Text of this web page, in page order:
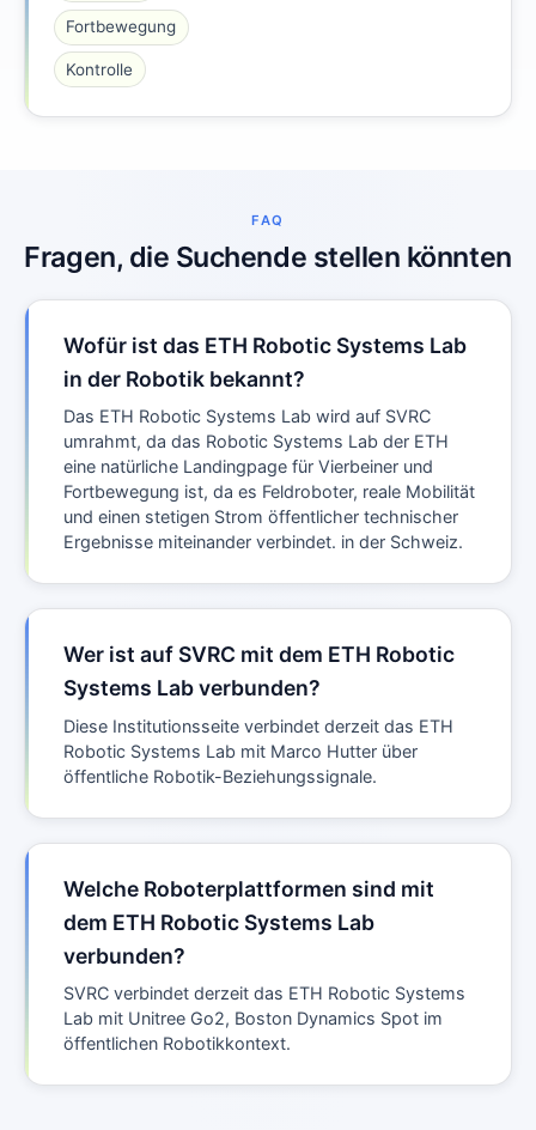
Fortbewegung
Kontrolle
FAQ
Fragen, die Suchende stellen könnten
Wofür ist das ETH Robotic Systems Lab
in der Robotik bekannt?
Das ETH Robotic Systems Lab wird auf SVRC
umrahmt, da das Robotic Systems Lab der ETH
eine natürliche Landingpage für Vierbeiner und
Fortbewegung ist, da es Feldroboter, reale Mobilität
und einen stetigen Strom öffentlicher technischer
Ergebnisse miteinander verbindet. in der Schweiz.
Wer ist auf SVRC mit dem ETH Robotic
Systems Lab verbunden?
Diese Institutionsseite verbindet derzeit das ETH
Robotic Systems Lab mit Marco Hutter über
öffentliche Robotik-Beziehungssignale.
Welche Roboterplattformen sind mit
dem ETH Robotic Systems Lab
verbunden?
SVRC verbindet derzeit das ETH Robotic Systems
Lab mit Unitree Go2, Boston Dynamics Spot im
öffentlichen Robotikkontext.